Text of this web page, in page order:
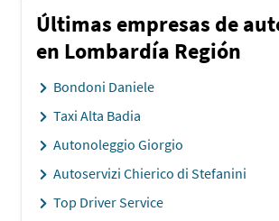
Últimas empresas de
en Lombardía Región
Bondoni Daniele
Taxi Alta Badia
Autonoleggio Giorgio
Autoservizi Chierico di Stefanini
Top Driver Service